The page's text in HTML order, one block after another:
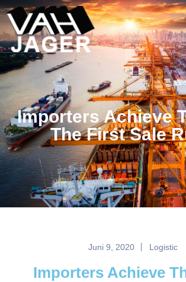
Importers Achieve
The First Sale
Juni 9, 2020 Logistic
Importers Achieve